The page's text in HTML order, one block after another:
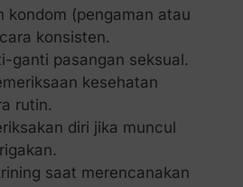
kondom (pengaman atau
konsisten.
ganti pasangan seksual.
kesehatan
rutin.
diri jika muncul
saat merencanakan